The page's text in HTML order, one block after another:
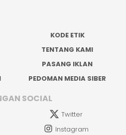
KODE ETIK
TENTANG KAMI
PASANG IKLAN
PEDOMAN MEDIA SIBER
SOCIAL
Twitter
Instagram